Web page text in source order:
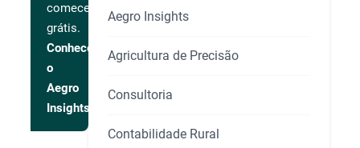
comece
grátis.
Conhecer
o
Aegro
Insights
Aegro Insights
Agricultura de Precisão
Consultoria
Contabilidade Rural